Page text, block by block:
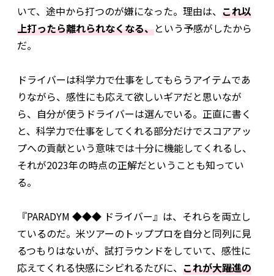
いて、途中から打つのが嫌になった。理由は、 これ以
上打ったら離れられなくなる、という予感がしたから
だ。
ドライバーは科学力で仕事をしてもらうアイテムであ
りながら、感性にも応えて欲しいギアだと思いなが
ら、自分が使うドライバーは選んでいる。正直に書く
と、科学力で仕事をしてくれる部分だけでスコアアッ
プへの貢献という意味では十分に機能してくれるし、
それが2023年の時点の正解だということも知ってい
る。
『PARADYM ◆◆◆ ドライバー』は、それらを両立し
ているのだ。米ツアーのトッププロを自分と同列に見
るつもりはないが、試打ラウンドをしていて、感性に
応えてくれる快感にシビれるたびに、 これが大躍進の